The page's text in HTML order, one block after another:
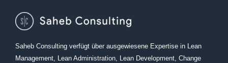
Saheb Consulting verfügt über ausgewiesene Expertise in Lean
Management, Lean Administration, Lean Development, Change